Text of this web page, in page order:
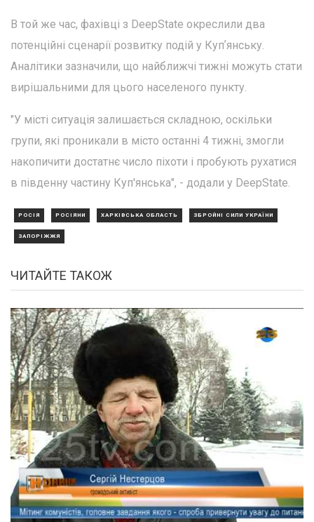
В той же час, фахівці з DeepState окреслили два
потенційні сценарії розвитку подій у Купʼянську.
Аналітики зазначили, що найближчі тижні можуть стати
вирішальними для цього населеного пункту.
"У місті ситуація залишається складною, оскільки
групи, які проникали в місто останні 4 тижні, змогли
накопичити достатнє число піхоти і пробують рухатися
в південну частину Куп'янська", - додали у DeepState.
РОСІЯ РОСІЯНИ ХАРКІВСЬКА ОБЛАСТЬ ЗБРОЙНІ СИЛИ УКРАЇНИ
ЗАПОРІЖЖЯ
ЧИТАЙТЕ ТАКОЖ